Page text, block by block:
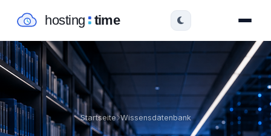
Startseite Wissensdatenbank